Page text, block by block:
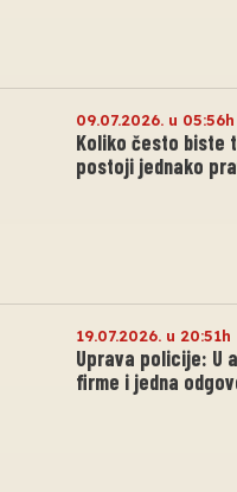
09.07.2026. u 05:56h
Koliko često biste
postoji jednako
19.07.2026. u 20:51h
Uprava policije: U
firme i jedna